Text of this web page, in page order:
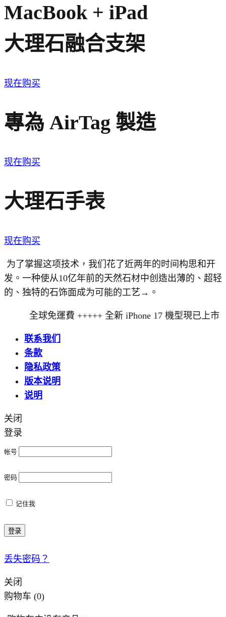
MacBook + iPad
大理石融合支架
现在购买
專為 AirTag 製造
现在购买
大理石手表
现在购买
为了掌握这项技术，我们花了近两年的时间构思和开
发。一种使从10亿年前的天然石材中创造出薄的、超轻
的、独特的石饰面成为可能的工艺→。
全球免運費 +++++ 全新 iPhone 17 機型現已上市
联系我们
条款
隐私政策
版本说明
说明
关闭
登录
帐号
密码
记住我
登录
丢失密码？
关闭
购物车 (0)